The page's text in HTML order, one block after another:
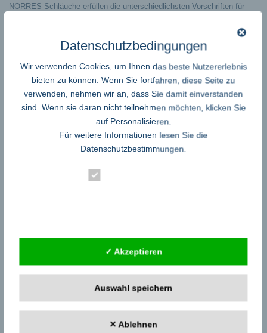
NORRES-Schläuche erfüllen die unterschiedlichsten Vorschriften für
Gut ist für NORRES nicht gut genug,
Die Innovationen – simply future
Mit NORRES-Innovationen und NORRES-Standardleistungsprodukten
lösen Sie selbst technisch schwierige Herausforderungen. NORRES
verbindet konsequent Forschung und Entwicklung mit dem NORRES-
eigenen Maschinen- und Anlagenbau, um für Ihre technischen
Anforderungen die bestmöglichen Lösungen zu finden.
das Ziel, den NORRES-Technologievorsprung ständig weiter
Die Dienstleistungen – simplify your life
Wählen Sie individuell aus den verschiedenen Bausteinen Ihr
Schläuche und Schlauchsysteme geht – einfach: simply flexible!
Datenschutzbedingungen
Wir verwenden Cookies, um Ihnen das beste Nutzererlebnis
bieten zu können. Wenn Sie fortfahren, diese Seite zu
verwenden, nehmen wir an, dass Sie damit einverstanden
sind. Wenn sie daran nicht teilnehmen möchten, klicken Sie
auf Personalisieren.
Für weitere Informationen lesen Sie die
Datenschutzbestimmungen.
✓ Akzeptieren
Auswahl speichern
✕ Ablehnen